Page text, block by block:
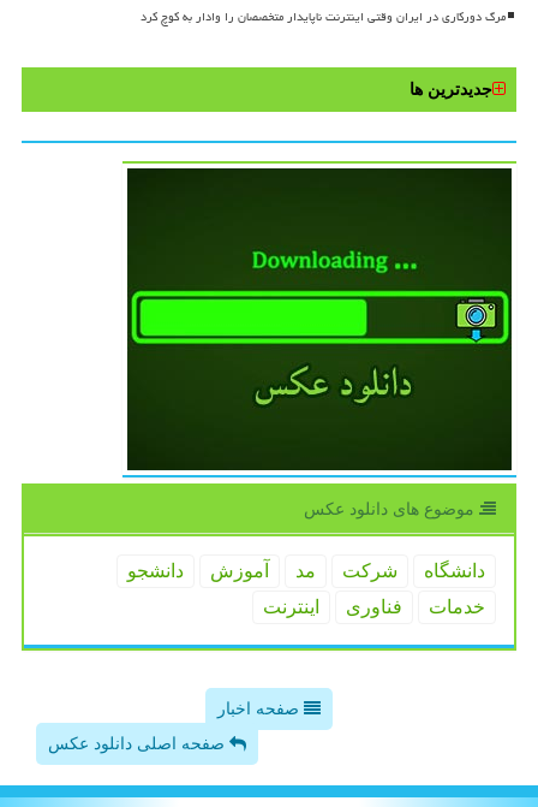
مرگ دورکاری در ایران وقتی اینترنت ناپایدار متخصصان را وادار به کوچ کرد
جدیدترین ها
موضوع های دانلود عكس
دانشگاه شركت مد آموزش
دانشجو
خدمات
فناوری اینترنت
صفحه اخبار
صفحه اصلی دانلود عکس